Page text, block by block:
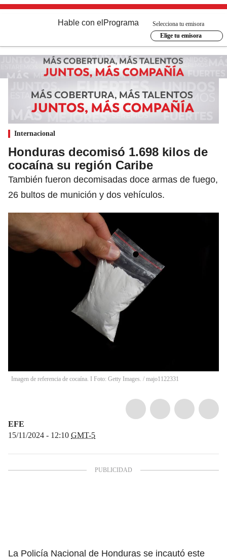
Hable con el Programa
Selecciona tu emisora
Elige tu emisora
Internacional
Honduras decomisó 1.698 kilos de
cocaína su región Caribe
También fueron decomisadas doce armas de fuego,
26 bultos de munición y dos vehículos.
Imagen de referencia de cocaína. I Foto: Getty Images. / majo1122331
EFE
15/11/2024 - 12:10 GMT-5
La Policía Nacional de Honduras se incautó este